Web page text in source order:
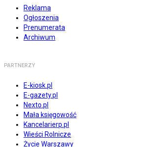
Reklama
Ogłoszenia
Prenumerata
Archiwum
PARTNERZY
E-kiosk.pl
E-gazety.pl
Nexto.pl
Mała księgowość
Kancelarierp.pl
Wieści Rolnicze
Życie Warszawy